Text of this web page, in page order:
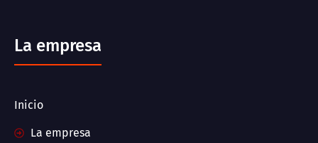
La empresa
Inicio
La empresa